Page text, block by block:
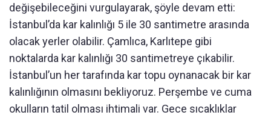
değişebileceğini vurgulayarak, şöyle devam etti:
İstanbul’da kar kalınlığı 5 ile 30 santimetre arasında
olacak yerler olabilir. Çamlıca, Karlıtepe gibi
noktalarda kar kalınlığı 30 santimetreye çıkabilir.
İstanbul’un her tarafında kar topu oynanacak bir kar
kalınlığının olmasını bekliyoruz. Perşembe ve cuma
okulların tatil olması ihtimali var. Gece sıcaklıklar